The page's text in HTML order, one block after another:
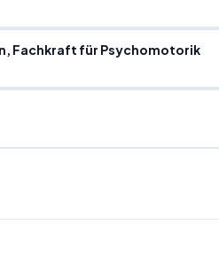
Fachkraft für Psychomotorik